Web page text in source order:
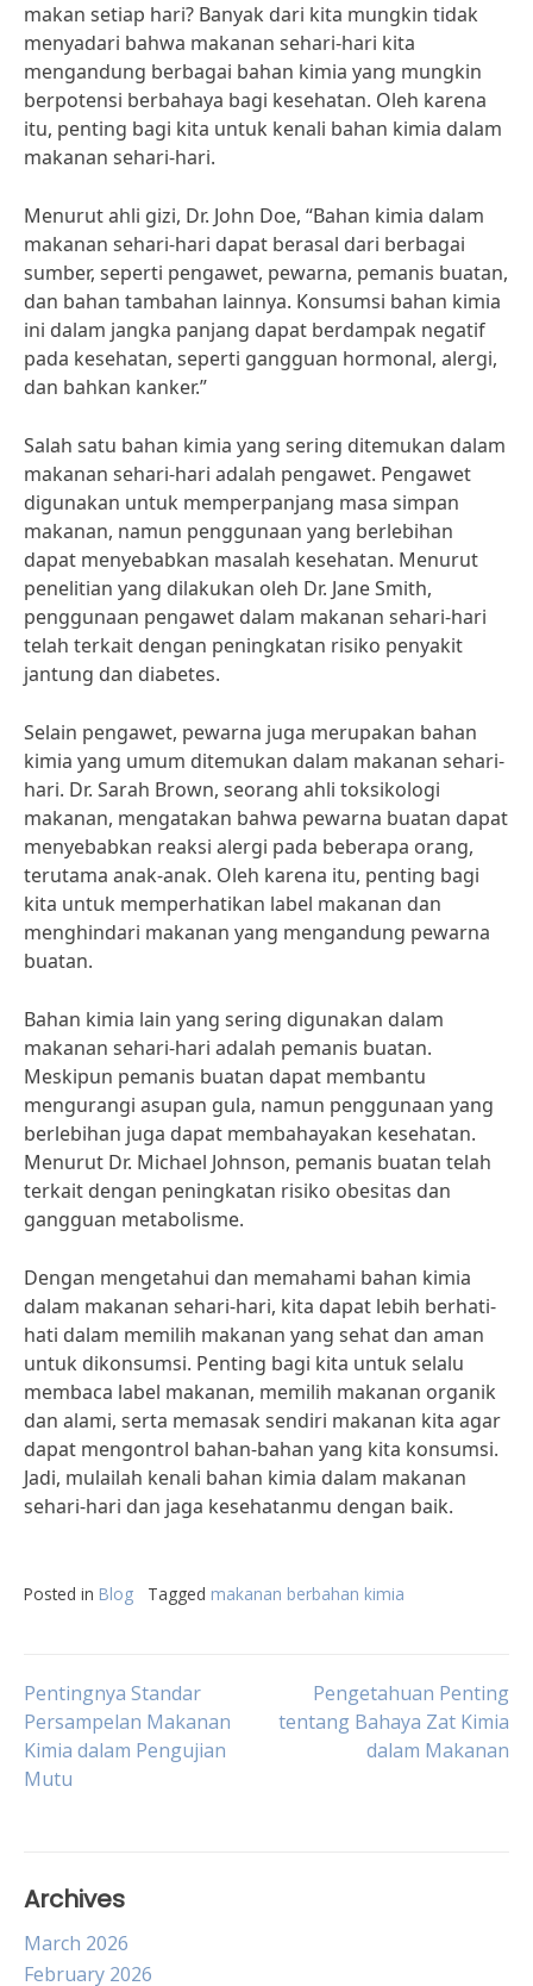
makan setiap hari? Banyak dari kita mungkin tidak
menyadari bahwa makanan sehari-hari kita
mengandung berbagai bahan kimia yang mungkin
berpotensi berbahaya bagi kesehatan. Oleh karena
itu, penting bagi kita untuk kenali bahan kimia dalam
makanan sehari-hari.
Menurut ahli gizi, Dr. John Doe, “Bahan kimia dalam
makanan sehari-hari dapat berasal dari berbagai
sumber, seperti pengawet, pewarna, pemanis buatan,
dan bahan tambahan lainnya. Konsumsi bahan kimia
ini dalam jangka panjang dapat berdampak negatif
pada kesehatan, seperti gangguan hormonal, alergi,
dan bahkan kanker.”
Salah satu bahan kimia yang sering ditemukan dalam
makanan sehari-hari adalah pengawet. Pengawet
digunakan untuk memperpanjang masa simpan
makanan, namun penggunaan yang berlebihan
dapat menyebabkan masalah kesehatan. Menurut
penelitian yang dilakukan oleh Dr. Jane Smith,
penggunaan pengawet dalam makanan sehari-hari
telah terkait dengan peningkatan risiko penyakit
jantung dan diabetes.
Selain pengawet, pewarna juga merupakan bahan
kimia yang umum ditemukan dalam makanan sehari-
hari. Dr. Sarah Brown, seorang ahli toksikologi
makanan, mengatakan bahwa pewarna buatan dapat
menyebabkan reaksi alergi pada beberapa orang,
terutama anak-anak. Oleh karena itu, penting bagi
kita untuk memperhatikan label makanan dan
menghindari makanan yang mengandung pewarna
buatan.
Bahan kimia lain yang sering digunakan dalam
makanan sehari-hari adalah pemanis buatan.
Meskipun pemanis buatan dapat membantu
mengurangi asupan gula, namun penggunaan yang
berlebihan juga dapat membahayakan kesehatan.
Menurut Dr. Michael Johnson, pemanis buatan telah
terkait dengan peningkatan risiko obesitas dan
gangguan metabolisme.
Dengan mengetahui dan memahami bahan kimia
dalam makanan sehari-hari, kita dapat lebih berhati-
hati dalam memilih makanan yang sehat dan aman
untuk dikonsumsi. Penting bagi kita untuk selalu
membaca label makanan, memilih makanan organik
dan alami, serta memasak sendiri makanan kita agar
dapat mengontrol bahan-bahan yang kita konsumsi.
Jadi, mulailah kenali bahan kimia dalam makanan
sehari-hari dan jaga kesehatanmu dengan baik.
Posted in Blog Tagged makanan berbahan kimia
Post
navigation
Pentingnya Standar
Persampelan Makanan
Kimia dalam Pengujian
Mutu
Pengetahuan Penting
tentang Bahaya Zat Kimia
dalam Makanan
Archives
March 2026
February 2026